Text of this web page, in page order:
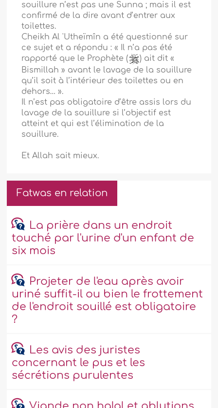
souillure n’est pas une Sunna ; mais il est
confirmé de la dire avant d’entrer aux
toilettes.
Cheikh Al 'Utheïmîn a été questionné sur
ce sujet et a répondu : « Il n’a pas été
rapporté que le Prophète (
) ait dit «
Bismillah » avant le lavage de la souillure
qu’il soit à l’intérieur des toilettes ou en
dehors… ».
Il n’est pas obligatoire d’être assis lors du
lavage de la souillure si l’objectif est
atteint et qui est l’élimination de la
souillure.
Et Allah sait mieux.
Fatwas en relation
La prière dans un endroit
touché par l'urine d'un enfant de
six mois
Projeter de l'eau après avoir
uriné suffit-il ou bien le frottement
de l'endroit souillé est obligatoire
?
Les avis des juristes
concernant le pus et les
sécrétions purulentes